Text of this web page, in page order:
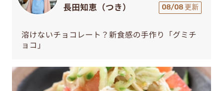
長田知恵（つき） 08/08 更新
溶けないチョコレート？新食感の手作り「グミチ
ョコ」